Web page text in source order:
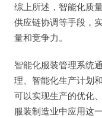
综上所述，智能化质
供应链协调等手段，
量和竞争力。
智能化服装管理系统
理、智能化生产计划
可以实现生产的优化
服装制造业中应用这